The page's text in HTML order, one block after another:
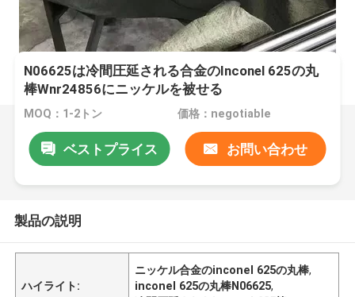
N06625は冷間圧延される合金のInconel 625の丸
棒Wnr24856にニッケルを被せる
MOQ：1-2トン 価格：negotiable
ベストプライス お問い合わせ
製品の説明
ハイライト:
ニッケル合金のinconel 625の丸棒,
inconel 625の丸棒N06625,